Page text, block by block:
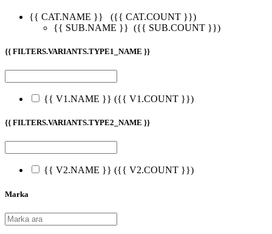
{{ CAT.NAME }}
({{ CAT.COUNT }})
{{ SUB.NAME }} ({{ SUB.COUNT }})
{{ FILTERS.VARIANTS.TYPE1_NAME }}
{{ V1.NAME }} ({{ V1.COUNT }})
{{ FILTERS.VARIANTS.TYPE2_NAME }}
{{ V2.NAME }} ({{ V2.COUNT }})
Marka